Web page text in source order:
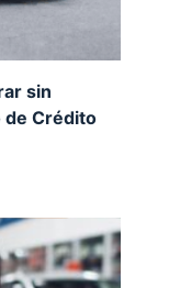
sin
de Crédito